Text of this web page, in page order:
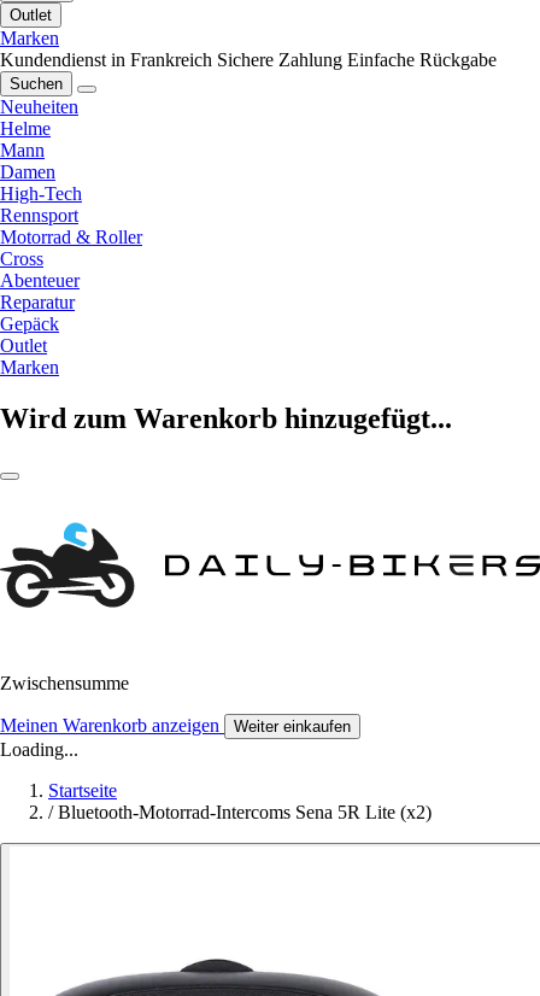
Outlet
Marken
Kundendienst in Frankreich Sichere Zahlung Einfache Rückgabe
Suchen
Neuheiten
Helme
Mann
Damen
High-Tech
Rennsport
Motorrad & Roller
Cross
Abenteuer
Reparatur
Gepäck
Outlet
Marken
Wird zum Warenkorb hinzugefügt...
Zwischensumme
Meinen Warenkorb anzeigen Weiter einkaufen
Loading...
Startseite
/ Bluetooth-Motorrad-Intercoms Sena 5R Lite (x2)